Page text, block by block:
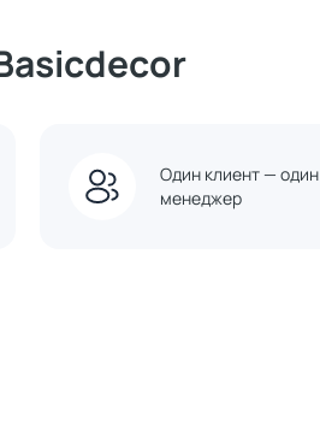
Один клиент — один
менеджер